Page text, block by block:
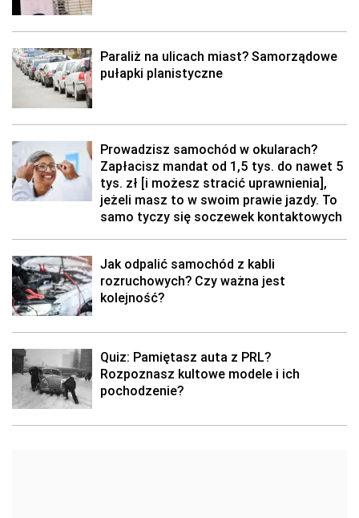
Paraliż na ulicach miast? Samorządowe
pułapki planistyczne
Prowadzisz samochód w okularach?
Zapłacisz mandat od 1,5 tys. do nawet 5
tys. zł [i możesz stracić uprawnienia],
jeżeli masz to w swoim prawie jazdy. To
samo tyczy się soczewek kontaktowych
Jak odpalić samochód z kabli
rozruchowych? Czy ważna jest
kolejność?
Quiz: Pamiętasz auta z PRL?
Rozpoznasz kultowe modele i ich
pochodzenie?